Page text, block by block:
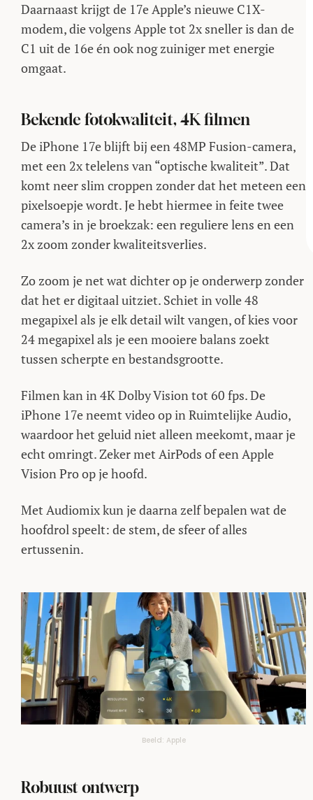
Daarnaast krijgt de 17e Apple’s nieuwe C1X-
modem, die volgens Apple tot 2x sneller is dan de
C1 uit de 16e én ook nog zuiniger met energie
omgaat.
Bekende fotokwaliteit, 4K filmen
De iPhone 17e blijft bij een 48MP Fusion-camera,
met een 2x telelens van “optische kwaliteit”. Dat
komt neer slim croppen zonder dat het meteen een
pixelsoepje wordt. Je hebt hiermee in feite twee
camera’s in je broekzak: een reguliere lens en een
2x zoom zonder kwaliteitsverlies.
Zo zoom je net wat dichter op je onderwerp zonder
dat het er digitaal uitziet. Schiet in volle 48
megapixel als je elk detail wilt vangen, of kies voor
24 megapixel als je een mooiere balans zoekt
tussen scherpte en bestandsgrootte.
Filmen kan in 4K Dolby Vision tot 60 fps. De
iPhone 17e neemt video op in Ruimtelijke Audio,
waardoor het geluid niet alleen meekomt, maar je
echt omringt. Zeker met AirPods of een Apple
Vision Pro op je hoofd.
Met Audiomix kun je daarna zelf bepalen wat de
hoofdrol speelt: de stem, de sfeer of alles
ertussenin.
Beeld: Apple
Robuust ontwerp